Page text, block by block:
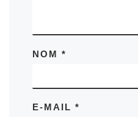
NOM *
E-MAIL *